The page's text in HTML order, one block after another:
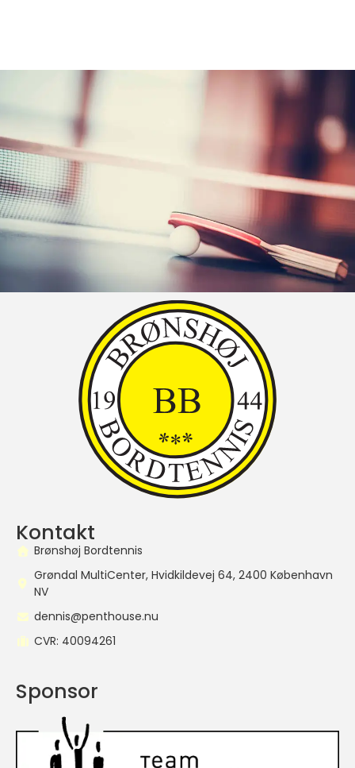
Kontakt
Brønshøj Bordtennis
Grøndal MultiCenter, Hvidkildevej 64, 2400 København
NV
dennis@penthouse.nu
CVR: 40094261
Sponsor